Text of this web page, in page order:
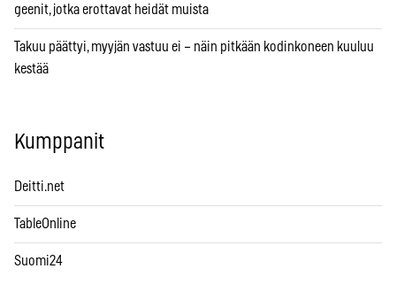
geenit, jotka erottavat heidät muista
Takuu päättyi, myyjän vastuu ei – näin pitkään kodinkoneen kuuluu
kestää
Kumppanit
Deitti.net
TableOnline
Suomi24